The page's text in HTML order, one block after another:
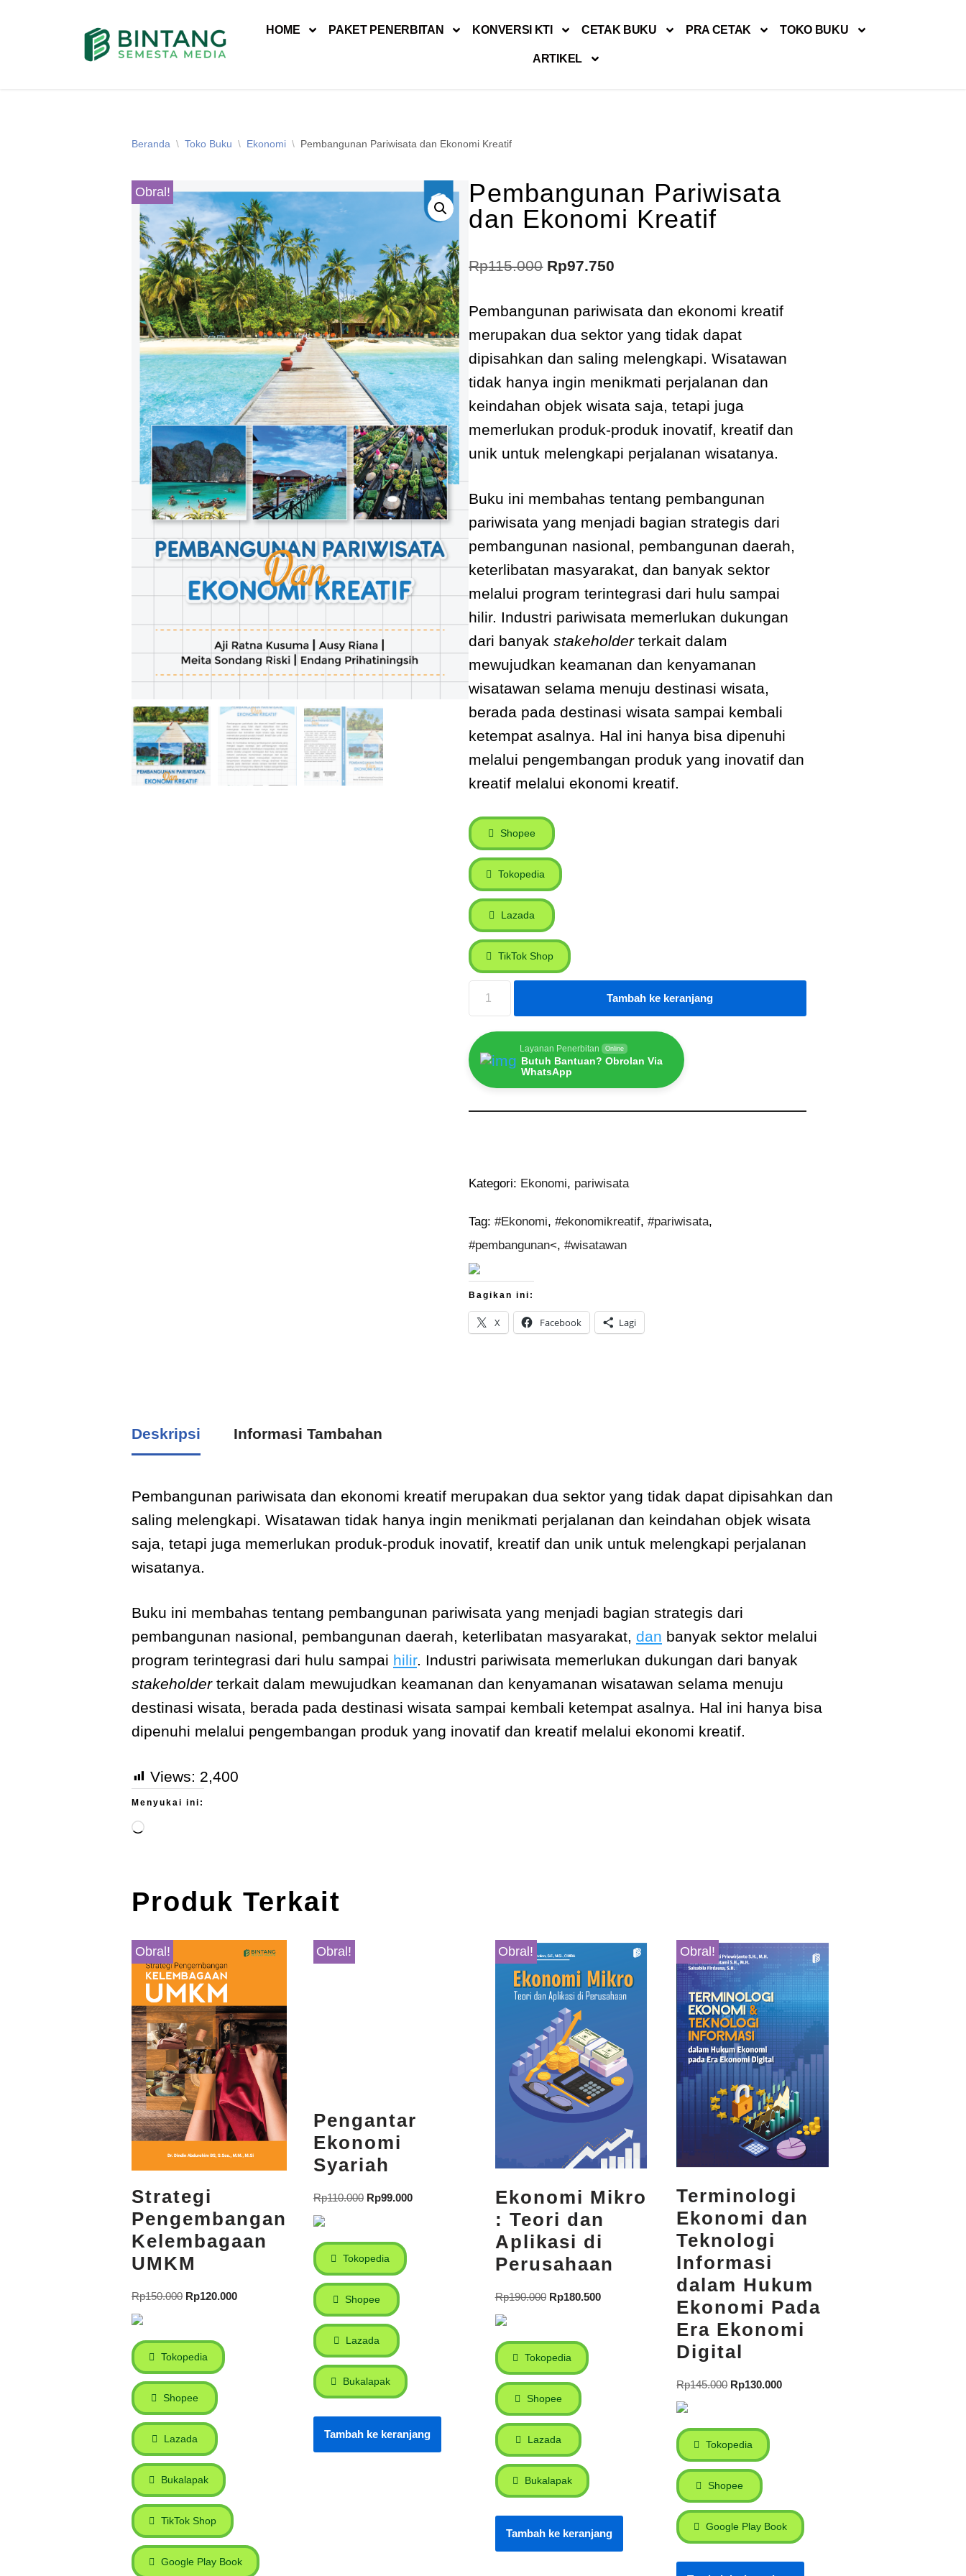
HOME PAKET PENERBITAN KONVERSI KTI CETAK BUKU PRA CETAK TOKO BUKU
ARTIKEL
Beranda \ Toko Buku \ Ekonomi \ Pembangunan Pariwisata dan Ekonomi Kreatif
Obral!
Pembangunan Pariwisata
dan Ekonomi Kreatif
Rp115.000 Rp97.750
Pembangunan pariwisata dan ekonomi kreatif
merupakan dua sektor yang tidak dapat
dipisahkan dan saling melengkapi. Wisatawan
tidak hanya ingin menikmati perjalanan dan
keindahan objek wisata saja, tetapi juga
memerlukan produk-produk inovatif, kreatif dan
unik untuk melengkapi perjalanan wisatanya.
Buku ini membahas tentang pembangunan
pariwisata yang menjadi bagian strategis dari
pembangunan nasional, pembangunan daerah,
keterlibatan masyarakat, dan banyak sektor
melalui program terintegrasi dari hulu sampai
hilir. Industri pariwisata memerlukan dukungan
dari banyakstakeholderterkait dalam
mewujudkan keamanan dan kenyamanan
wisatawan selama menuju destinasi wisata,
berada pada destinasi wisata sampai kembali
ketempat asalnya. Hal ini hanya bisa dipenuhi
melalui pengembangan produk yang inovatif dan
kreatif melalui ekonomi kreatif.
Shopee
Tokopedia
Lazada
TikTok Shop
Tambah ke keranjang
Layanan Penerbitan Online
Butuh Bantuan? Obrolan Via
WhatsApp
Kategori: Ekonomi, pariwisata
Tag:#Ekonomi,#ekonomikreatif,#pariwisata,
#pembangunan<,#wisatawan
Bagikan ini:
X Facebook Lagi
Deskripsi Informasi Tambahan
Pembangunan pariwisata dan ekonomi kreatif merupakan dua sektor yang tidak dapat dipisahkan dan
saling melengkapi. Wisatawan tidak hanya ingin menikmati perjalanan dan keindahan objek wisata
saja, tetapi juga memerlukan produk-produk inovatif, kreatif dan unik untuk melengkapi perjalanan
wisatanya.
Buku ini membahas tentang pembangunan pariwisata yang menjadi bagian strategis dari
pembangunan nasional, pembangunan daerah, keterlibatan masyarakat, dan banyak sektor melalui
program terintegrasi dari hulu sampai hilir. Industri pariwisata memerlukan dukungan dari banyak
stakeholderterkait dalam mewujudkan keamanan dan kenyamanan wisatawan selama menuju
destinasi wisata, berada pada destinasi wisata sampai kembali ketempat asalnya. Hal ini hanya bisa
dipenuhi melalui pengembangan produk yang inovatif dan kreatif melalui ekonomi kreatif.
Views: 2,400
Menyukai ini:
Produk Terkait
Obral!
Strategi
Pengembangan
Kelembagaan
UMKM
Rp150.000 Rp120.000
Tokopedia
Shopee
Lazada
Bukalapak
TikTok Shop
Google Play Book
Obral!
Pengantar
Ekonomi
Syariah
Rp110.000 Rp99.000
Tokopedia
Shopee
Lazada
Bukalapak
Tambah ke keranjang
Obral!
Ekonomi Mikro
: Teori dan
Aplikasi di
Perusahaan
Rp190.000 Rp180.500
Tokopedia
Shopee
Lazada
Bukalapak
Tambah ke keranjang
Obral!
Terminologi
Ekonomi dan
Teknologi
Informasi
dalam Hukum
Ekonomi Pada
Era Ekonomi
Digital
Rp145.000 Rp130.000
Tokopedia
Shopee
Google Play Book